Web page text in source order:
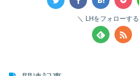
LHをフォローする